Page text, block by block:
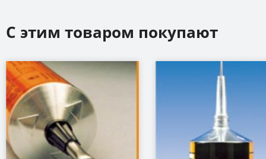
С этим товаром покупают